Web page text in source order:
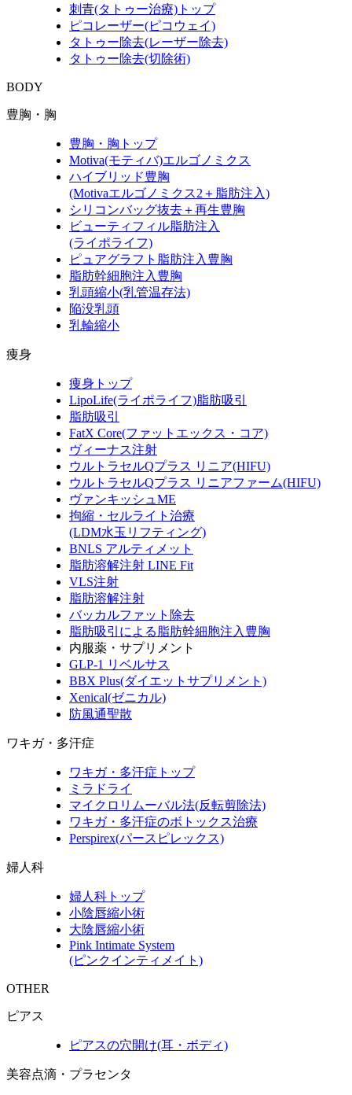
刺青(タトゥー治療)トップ
ピコレーザー(ピコウェイ)
タトゥー除去(レーザー除去)
タトゥー除去(切除術)
BODY
豊胸・胸
豊胸・胸トップ
Motiva(モティバ)エルゴノミクス
ハイブリッド豊胸
(Motivaエルゴノミクス2＋脂肪注入)
シリコンバッグ抜去＋再生豊胸
ビューティフィル脂肪注入
(ライポライフ)
ピュアグラフト脂肪注入豊胸
脂肪幹細胞注入豊胸
乳頭縮小(乳管温存法)
陥没乳頭
乳輪縮小
痩身
痩身トップ
LipoLife(ライポライフ)脂肪吸引
脂肪吸引
FatX Core(ファットエックス・コア)
ヴィーナス注射
ウルトラセルQプラス リニア(HIFU)
ウルトラセルQプラス リニアファーム(HIFU)
ヴァンキッシュME
拘縮・セルライト治療
(LDM水玉リフティング)
BNLS アルティメット
脂肪溶解注射 LINE Fit
VLS注射
脂肪溶解注射
バッカルファット除去
脂肪吸引による脂肪幹細胞注入豊胸
内服薬・サプリメント
GLP-1 リベルサス
BBX Plus(ダイエットサプリメント)
Xenical(ゼニカル)
防風通聖散
ワキガ・多汗症
ワキガ・多汗症トップ
ミラドライ
マイクロリムーバル法(反転剪除法)
ワキガ・多汗症のボトックス治療
Perspirex(パースピレックス)
婦人科
婦人科トップ
小陰唇縮小術
大陰唇縮小術
Pink Intimate System
(ピンクインティメイト)
OTHER
ピアス
ピアスの穴開け(耳・ボディ)
美容点滴・プラセンタ